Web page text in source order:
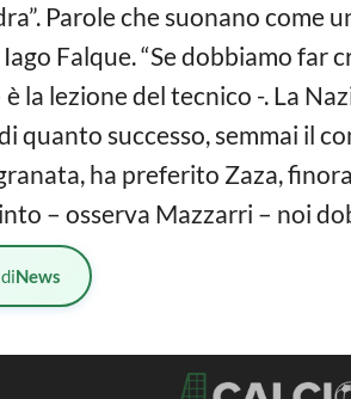
Parole che suonano come
Falque. “Se dobbiamo
la lezione del tecnico -. La
quanto successo, semmai il
ha preferito Zaza,
– osserva Mazzarri – noi
News